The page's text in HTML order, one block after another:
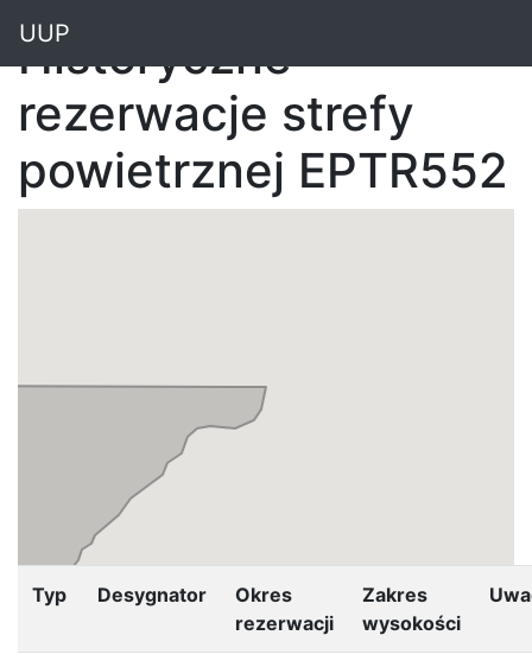
UUP
Historyczne
rezerwacje strefy
powietrznej EPTR552
Typ Desygnator
Okres
rezerwacji
Zakres
wysokości